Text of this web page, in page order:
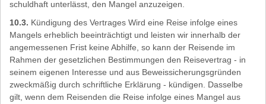
schuldhaft unterlässt, den Mangel anzuzeigen.
10.3. Kündigung des Vertrages Wird eine Reise infolge eines
Mangels erheblich beeinträchtigt und leisten wir innerhalb der
angemessenen Frist keine Abhilfe, so kann der Reisende im
Rahmen der gesetzlichen Bestimmungen den Reisevertrag - in
seinem eigenen Interesse und aus Beweissicherungsgründen
zweckmäßig durch schriftliche Erklärung - kündigen. Dasselbe
gilt, wenn dem Reisenden die Reise infolge eines Mangel aus